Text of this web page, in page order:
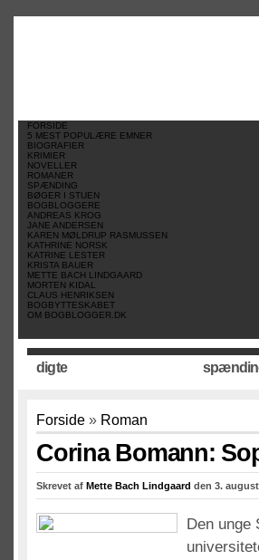
FORSIDE
5 MEST POPULÆRE EMNER
BIOGRAFIER
KRIMIER
NOVELLER
ROMANER
SPÆNDING
BØGER I STUEN
BOGBLOGGERE
ANDREAS KROG
JANE ANDERSEN
KAREN MØLDRUP RASMUSSEN
KATHRINE NORSK
KATRINE LESTER
KRISTA BAUER
METTE BACH LINDGAARD
MORTEN KIDAL
CLAUS HENRIKSEN
BOGBYTTESKABET
OM BOGBLOGGER.DK
digte
Forside » Roman
Corina Bomann:
Skrevet af Mette Bach Lindgaard den 3.
Den unge